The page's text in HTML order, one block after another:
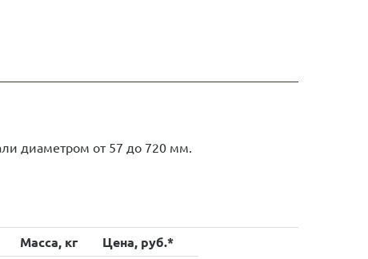
диаметром от 57 до 720 мм.
Масса, кг Цена, руб.*